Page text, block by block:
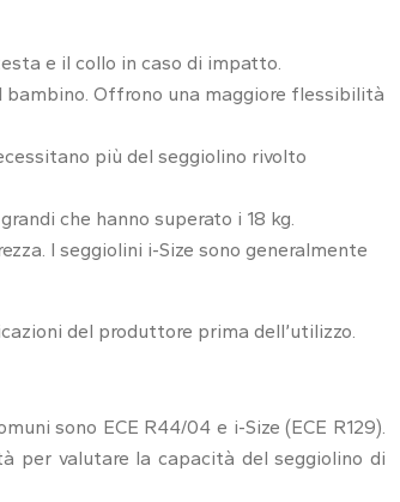
e il collo in caso di impatto.
bambino. Offrono una maggiore flessibilità
più del seggiolino rivolto
che hanno superato i 18 kg.
I seggiolini i-Size sono generalmente
del produttore prima dell’utilizzo.
sono ECE R44/04 e i-Size (ECE R129).
per valutare la capacità del seggiolino di